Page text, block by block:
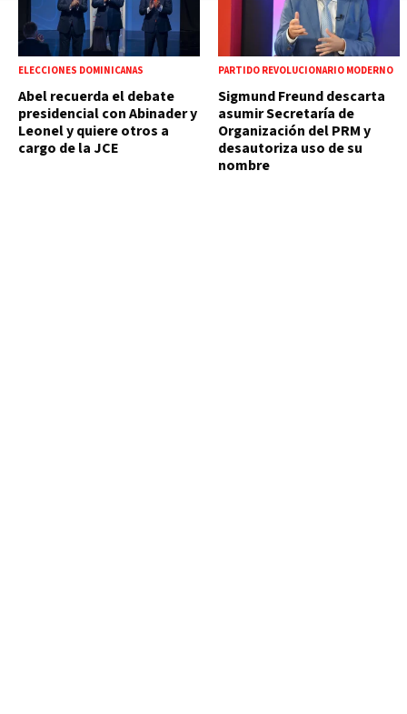
ELECCIONES DOMINICANAS
Abel recuerda el debate
presidencial con Abinader y
Leonel y quiere otros a
cargo de la JCE
PARTIDO REVOLUCIONARIO MODERNO
Sigmund Freund descarta
asumir Secretaría de
Organización del PRM y
desautoriza uso de su
nombre